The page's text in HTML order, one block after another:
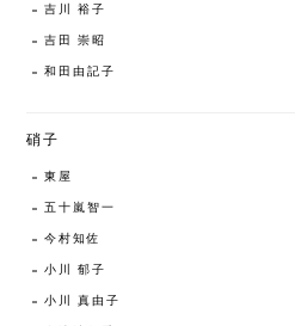
吉川 裕子
吉田 崇昭
和田由記子
硝子
東屋
五十嵐智一
今村知佐
小川 郁子
小川 真由子